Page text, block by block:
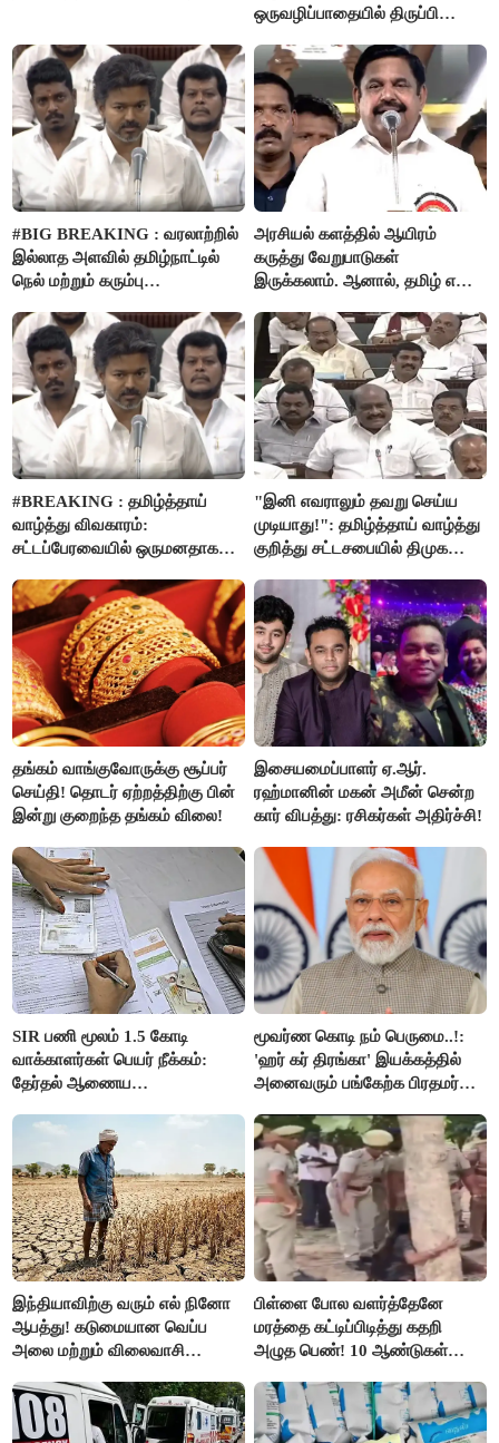
ஒருவழிப்பாதையில் திருப்பி
தான்..!
#BIG BREAKING : வரலாற்றில்
இல்லாத அளவில் தமிழ்நாட்டில்
நெல் மற்றும் கரும்பு
ஊக்கத்தொகையை உயர்த்த
முடிவு - முதலமைச்சர் விஜய்
அறிவிப்பு..!
அரசியல் களத்தில் ஆயிரம்
கருத்து வேறுபாடுகள்
இருக்கலாம். ஆனால், தமிழ் என்று
தமிழர்கள் - எடப்பாடி பழனிசாமி..!
#BREAKING : தமிழ்த்தாய்
வாழ்த்து விவகாரம்:
சட்டப்பேரவையில் ஒருமனதாக
"இனி எவராலும் தவறு செய்ய
முடியாது!": தமிழ்த்தாய் வாழ்த்து
குறித்து சட்டசபையில் திமுக
தங்கம் வாங்குவோருக்கு சூப்பர்
செய்தி! தொடர் ஏற்றத்திற்கு பின்
இன்று குறைந்த தங்கம் விலை!
இசையமைப்பாளர் ஏ.ஆர்.
ரஹ்மானின் மகன் அமீன் சென்ற
கார் விபத்து: ரசிகர்கள் அதிர்ச்சி!
SIR பணி மூலம் 1.5 கோடி
வாக்காளர்கள் பெயர் நீக்கம்:
தேர்தல் ஆணைய
மூவர்ண கொடி நம் பெருமை..!:
'ஹர் கர் திரங்கா' இயக்கத்தில்
அனைவரும் பங்கேற்க பிரதமர்
இந்தியாவிற்கு வரும் எல் நினோ
ஆபத்து! கடுமையான வெப்ப
அலை மற்றும் விலைவாசி
பிள்ளை போல வளர்த்தேனே
மரத்தை கட்டிப்பிடித்து கதறி
அழுத பெண்! 10 ஆண்டுகள்
வெட்டி சாய்ப்பு..!